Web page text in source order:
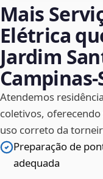
Mais
Elétrica
Jardim
Atendemos
coletivos,
uso correto da
Preparação de
adequada